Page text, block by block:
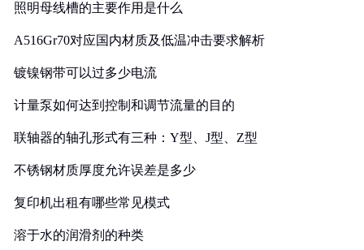
照明母线槽的主要作用是什么
A516Gr70对应国内材质及低温冲击要求解析
镀镍钢带可以过多少电流
计量泵如何达到控制和调节流量的目的
联轴器的轴孔形式有三种：Y型、J型、Z型
不锈钢材质厚度允许误差是多少
复印机出租有哪些常见模式
溶于水的润滑剂的种类